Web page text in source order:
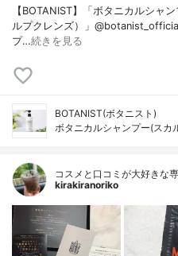
【BOTANIST】「ボタニカルシャ
ルプクレンズ）」
プ…続きを見る
BOTANIST(ボタニスト)
ボタニカルシャンプー(スカ
コスメと口コミが大好きな
kirakiranoriko